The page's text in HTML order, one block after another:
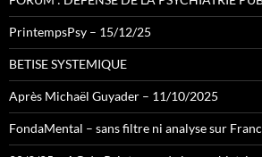
PrintempsPsy – 15/12/25
BETISE SYSTEMIQUE
Après Michaël Guyader – 11/10/2025
FondaMental – sans filtre ni analyse sur